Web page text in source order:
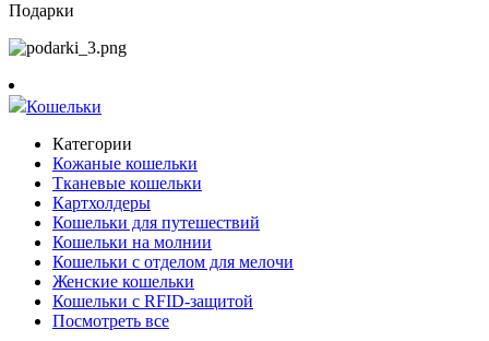
Подарки
Кошельки
Категории
Кожаные кошельки
Тканевые кошельки
Картхолдеры
Кошельки для путешествий
Кошельки на молнии
Кошельки с отделом для мелочи
Женские кошельки
Кошельки с RFID-защитой
Посмотреть все